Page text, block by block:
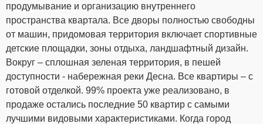
продумывание и организацию внутреннего
пространства квартала. Все дворы полностью свободны
от машин, придомовая территория включает спортивные
детские площадки, зоны отдыха, ландшафтный дизайн.
Вокруг – сплошная зеленая территория, в пешей
доступности - набережная реки Десна. Все квартиры – с
готовой отделкой. 99% проекта уже реализовано, в
продаже остались последние 50 квартир с самыми
лучшими видовыми характеристиками. Когда город